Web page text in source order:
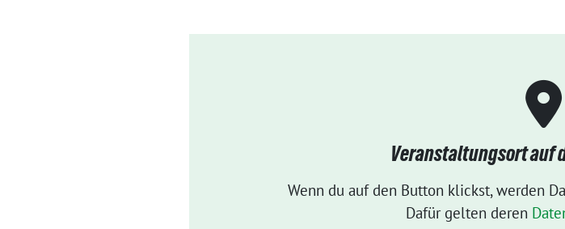
Veranstaltungsort auf
Wenn du auf den Button klickst, werden
Dafür gelten deren